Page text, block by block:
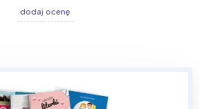
dodaj ocenę